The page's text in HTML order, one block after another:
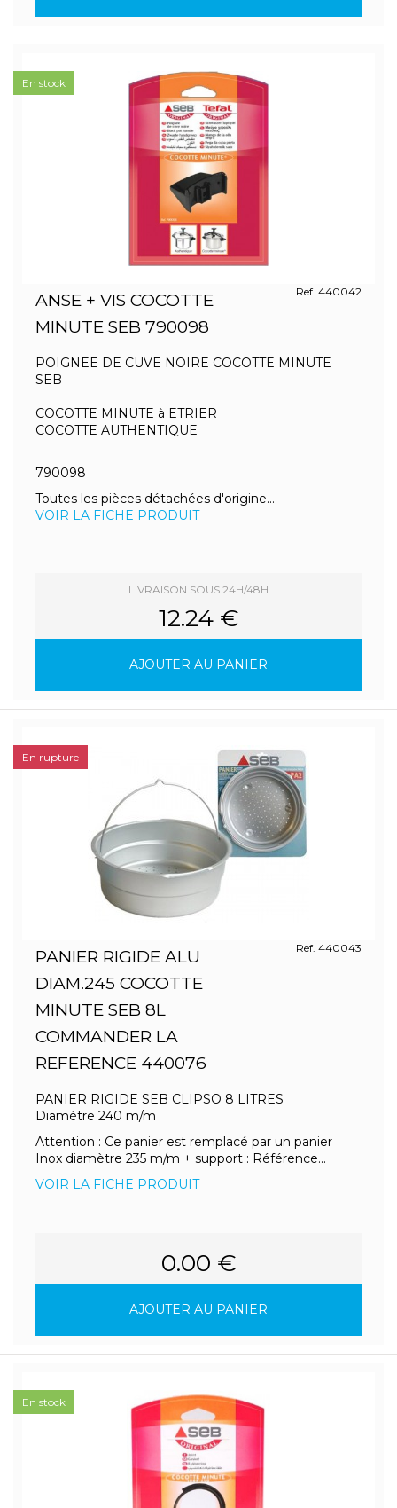
ANSE + VIS COCOTTE
MINUTE SEB 790098
Ref. 440042
POIGNEE DE CUVE NOIRE COCOTTE MINUTE
SEB
COCOTTE MINUTE à ETRIER
COCOTTE AUTHENTIQUE
790098
Toutes les pièces détachées d'origine...
VOIR LA FICHE PRODUIT
LIVRAISON SOUS 24H/48H
12.24 €
AJOUTER AU PANIER
En stock
PANIER RIGIDE ALU
DIAM.245 COCOTTE
MINUTE SEB 8L
COMMANDER LA
REFERENCE 440076
Ref. 440043
PANIER RIGIDE SEB CLIPSO 8 LITRES
Diamètre 240 m/m
Attention : Ce panier est remplacé par un panier
Inox diamètre 235 m/m + support : Référence...
VOIR LA FICHE PRODUIT
0.00 €
AJOUTER AU PANIER
En rupture
En stock